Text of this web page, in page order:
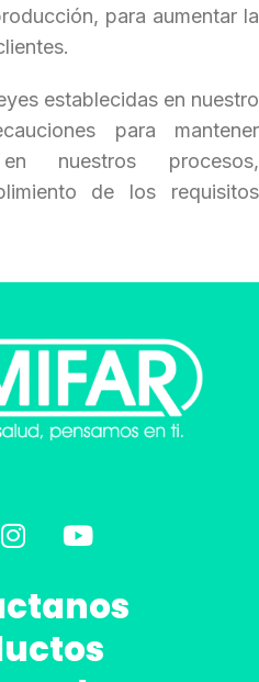
para aumentar la
establecidas en nuestro
para mantener
en nuestros procesos,
de los requisitos